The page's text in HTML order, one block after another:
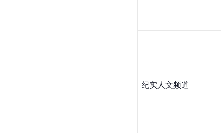
纪实人文频道